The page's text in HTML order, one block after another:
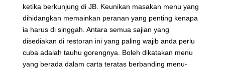
ketika berkunjung di JB. Keunikan masakan menu yang
dihidangkan memainkan peranan yang penting kenapa
ia harus di singgah. Antara semua sajian yang
disediakan di restoran ini yang paling wajib anda perlu
cuba adalah tauhu gorengnya. Boleh dikatakan menu
yang berada dalam carta teratas berbanding menu-